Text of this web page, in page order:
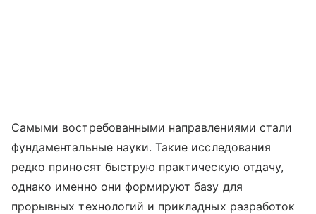
Самыми востребованными направлениями стали
фундаментальные науки. Такие исследования
редко приносят быструю практическую отдачу,
однако именно они формируют базу для
прорывных технологий и прикладных разработок